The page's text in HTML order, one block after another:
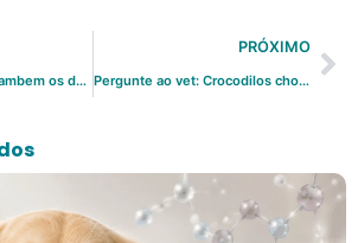
Por que cachorros lambem os donos?
PRÓXIMO
Pergunte ao vet: Crocodilos choram?